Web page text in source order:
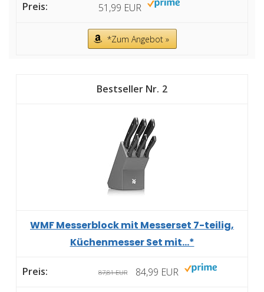
51,99 EUR
*Zum Angebot »
2
WMF Messerblock mit Messerset 7-teilig,
Küchenmesser Set mit...*
87,81 EUR 84,99 EUR